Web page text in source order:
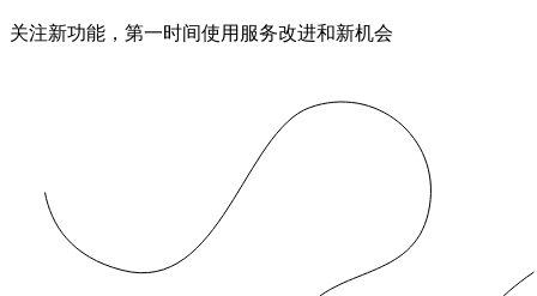
关注新功能，第一时间使用服务改进和新机会